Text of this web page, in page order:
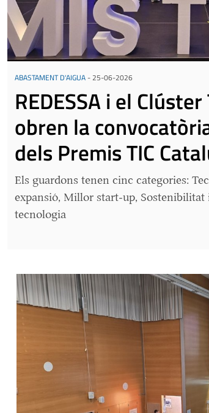
ABASTAMENT D'AIGUA-25-06-2026
REDESSA i el
obren la
dels Premis TIC
Els guardons tenen cinc categories:
expansió, Millor start-up,
tecnologia